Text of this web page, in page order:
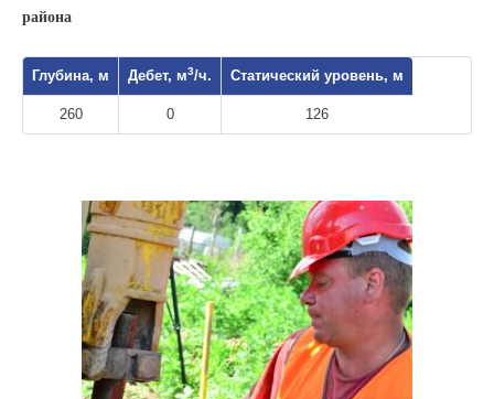
района
Глубина, м Дебет, м3/ч. Статический уровень, м
260 0 126